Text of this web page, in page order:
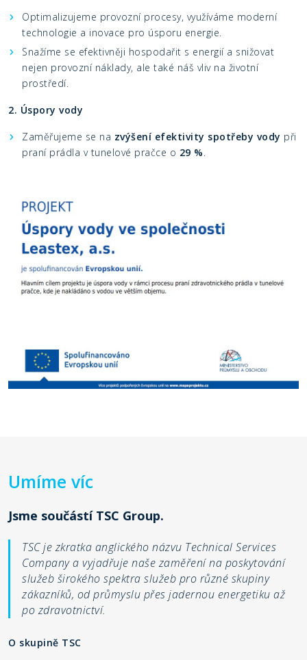
Optimalizujeme provozní procesy, využíváme moderní
technologie a inovace pro úsporu energie.
Snažíme se efektivněji hospodařit s energií a snižovat
nejen provozní náklady, ale také náš vliv na životní
prostředí.
2. Úspory vody
Zaměřujeme se na zvýšení efektivity spotřeby vody při
praní prádla v tunelové pračce o 29 %
Umíme víc
Jsme součástí TSC Group.
TSC je zkratka anglického názvu Technical Services
Company a vyjadřuje naše zaměření na poskytování
služeb širokého spektra služeb pro různé skupiny
zákazníků, od průmyslu přes jadernou energetiku až
po zdravotnictví.
O skupině TSC